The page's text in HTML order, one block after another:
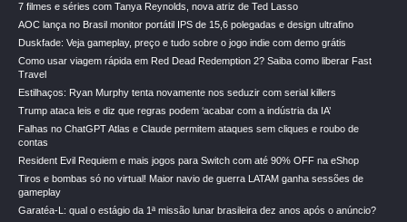
7 filmes e séries com Tanya Reynolds, nova atriz de Ted Lasso
AOC lança no Brasil monitor portátil IPS de 15,6 polegadas e design ultrafino
Duskfade: Veja gameplay, preço e tudo sobre o jogo indie com demo grátis
Como usar viagem rápida em Red Dead Redemption 2? Saiba como liberar Fast
Travel
Estilhaços: Ryan Murphy tenta novamente nos seduzir com serial killers
Trump ataca leis e diz que regras podem ‘acabar com a indústria da IA’
Falhas no ChatGPT Atlas e Claude permitem ataques sem cliques e roubo de
contas
Resident Evil Requiem e mais jogos para Switch com até 90% OFF na eShop
Tiros e bombas só no virtual! Maior navio de guerra LATAM ganha sessões de
gameplay
Garatéa-L: qual o estágio da 1ª missão lunar brasileira dez anos após o anúncio?